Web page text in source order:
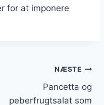
for at imponere
NÆSTE
Pancetta og
peberfrugtsalat som